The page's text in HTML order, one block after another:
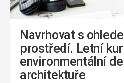
Navrhovat s
prostředí. Letní
environmentální
architektuře